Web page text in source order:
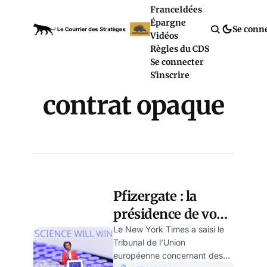
FranceIdées
Épargne
Vidéos
Règles du CDS
Se connecter
S'inscrire
Se
contrat opaque
Pfizergate : la
présidence de von
der Leyen en péril?
Le New York Times a saisi le
Tribunal de l’Union
européenne concernant des